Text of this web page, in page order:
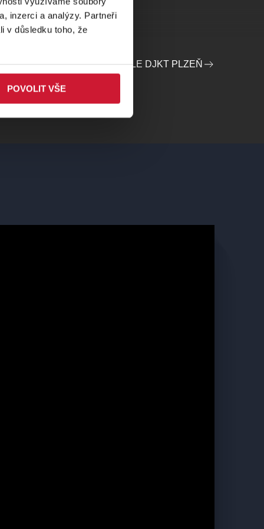
inzerci a analýzy. Partneři
v důsledku toho, že
POVOLIT VŠE
PROFIL POŘADATELE DJKT PLZEŇ